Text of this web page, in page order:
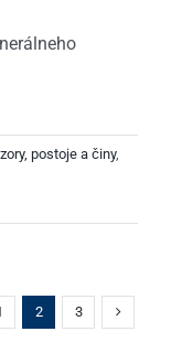
postoje a činy,
2 3